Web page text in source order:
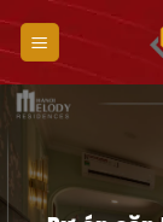
qua
nội
dung